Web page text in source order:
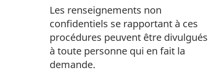
Les renseignements non
confidentiels se rapportant à ces
procédures peuvent être divulgués
à toute personne qui en fait la
demande.